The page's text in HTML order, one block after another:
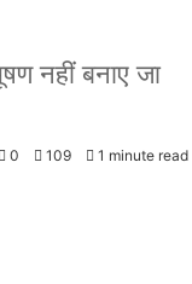
नहीं बनाए जा
0 109 1 minute read